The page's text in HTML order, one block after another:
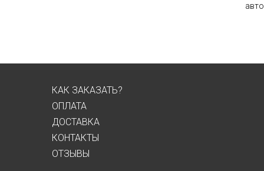
КАК ЗАКАЗАТЬ?
ОПЛАТА
ДОСТАВКА
КОНТАКТЫ
ОТЗЫВЫ